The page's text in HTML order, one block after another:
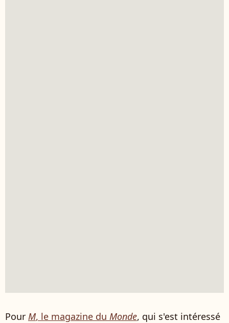
Pour M, le magazine du Monde, qui s'est intéressé